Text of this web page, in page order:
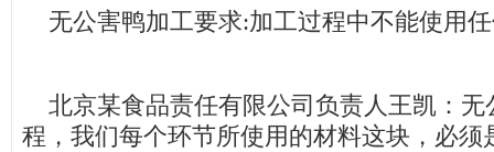
无公害鸭加工要求:加工过程中不能使用
北京某食品责任有限公司负责人王凯：无
程，我们每个环节所使用的材料这块，必须